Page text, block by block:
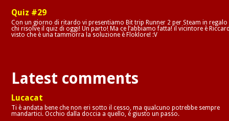
Quiz #29
Con un giorno di ritardo vi presentiamo Bit trip Runner 2 per Steam in regalo
chi risolve il quiz di oggi! Un parto! Ma ce l’abbiamo fatta! il vicintore è
visto che è una tammorra la soluzione è Floklore! :V
Latest comments
Lucacat
Ti è andata bene che non eri sotto il cesso, ma qualcuno potrebbe sempre
mandartici. Occhio dalla doccia a quello, è giusto un passo.